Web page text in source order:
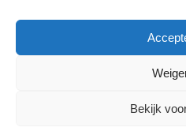
Bekijk
Privacyverklaring|
Algemene voorwaarden
algemene
genoemd. Geen officiële